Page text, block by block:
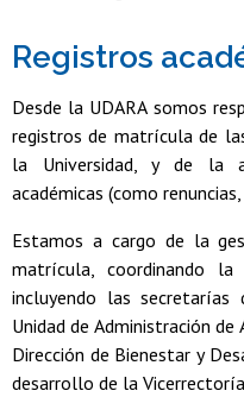
Registros
Desde la UDARA somos
registros de matrícula de
la Universidad, y de la
académicas (como
Estamos a cargo de la
matrícula, coordinando la
incluyendo las
Unidad de Administración
Dirección de Bienestar y
desarrollo de la